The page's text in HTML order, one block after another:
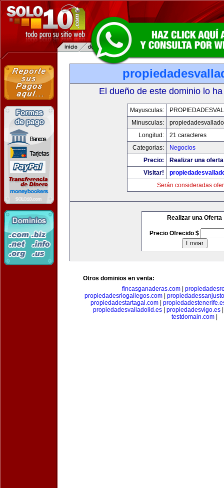
El dueño de este dominio lo
Mayusculas:
Minusculas:
Longitud:
21 caracteres
Categorias:
Negocios
Precio:
Realizar una
Visitar!
Serán consideradas
Realizar una Oferta
Precio Ofrecido $
Otros dominios en venta:
fincasganaderas.com|
propiedadesriogallegos.com|
propiedadestartagal.com|
propiedadesvalladolid.es
propiedadesvigo.es
testdomain.com